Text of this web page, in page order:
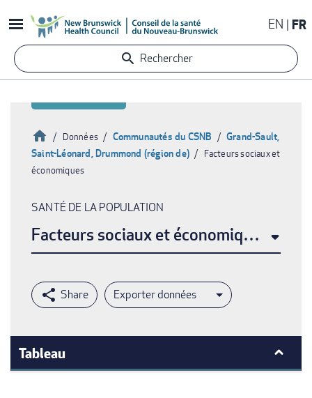
au
contenu
principal
EN FR
Rechercher
Fil
Accueil
Données Communautés du CSNB
Grand-Sault,
Saint-Léonard, Drummond (région de)
Facteurs sociaux et
économiques
SANTÉ DE LA POPULATION
Facteurs sociaux et économiques
Exporter données
Tableau